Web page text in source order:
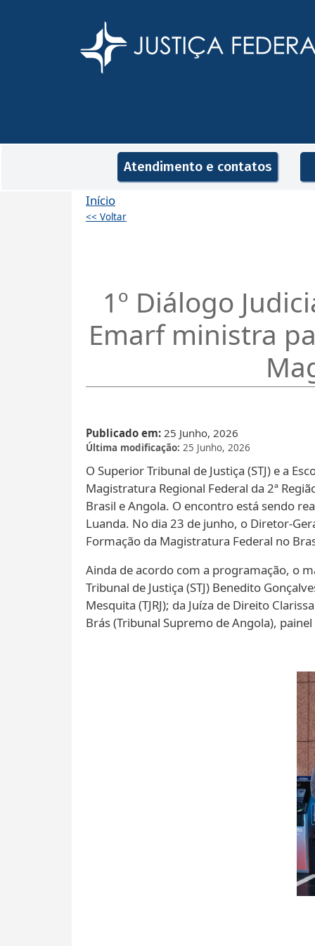
Navegação principal
Atendimento e contatos
Início
<< Voltar
1º Diálogo
Emarf ministra
Publicado em 25 Junho, 2026
Última modificação 25 Junho, 2026
O Superior Tribunal de Justiça (STJ) e a
Magistratura Regional Federal da 2ª
Brasil e Angola. O encontro está sendo
Luanda. No dia 23 de junho, o Diretor-
Formação da Magistratura Federal no
Ainda de acordo com a programação, o
Tribunal de Justiça (STJ) Benedito
Mesquita (TJRJ); da Juíza de Direito
Brás (Tribunal Supremo de Angola),